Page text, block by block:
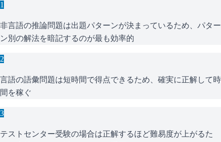
1
非言語の推論問題は出題パターンが決まっているため、パター
ン別の解法を暗記するのが最も効率的
2
言語の語彙問題は短時間で得点できるため、確実に正解して時
間を稼ぐ
3
テストセンター受験の場合は正解するほど難易度が上がるた